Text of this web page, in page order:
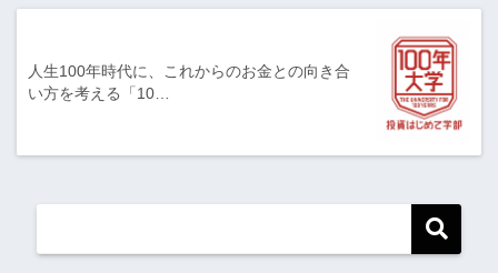
人生100年時代に、これからのお金との向き合
い方を考える「10…